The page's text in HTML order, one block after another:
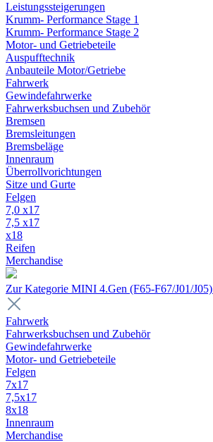
Leistungssteigerungen
Krumm- Performance Stage 1
Krumm- Performance Stage 2
Motor- und Getriebeteile
Auspufftechnik
Anbauteile Motor/Getriebe
Fahrwerk
Gewindefahrwerke
Fahrwerksbuchsen und Zubehör
Bremsen
Bremsleitungen
Bremsbeläge
Innenraum
Überrollvorichtungen
Sitze und Gurte
Felgen
7,0 x17
7,5 x17
x18
Reifen
Merchandise
Zur Kategorie MINI 4.Gen (F65-F67/J01/J05)
Fahrwerk
Fahrwerksbuchsen und Zubehör
Gewindefahrwerke
Motor- und Getriebeteile
Felgen
7x17
7,5x17
8x18
Innenraum
Merchandise